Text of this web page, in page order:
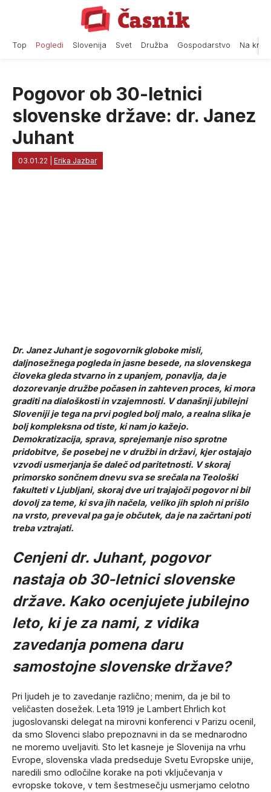
Top Pogledi Slovenija Svet Družba Gospodarstvo Na
Pogovor ob 30-letnici
slovenske države: dr. Janez
Juhant
03.01.22 Erika Jazbar
Dr. Janez Juhant je sogovornik globoke misli,
daljnosežnega pogleda in jasne besede, na slovenskega
človeka gleda stvarno in z upanjem, ponavlja, da je
dozorevanje družbe počasen in zahteven proces, ki mora
graditi na dialoškosti in vzajemnosti. V današnji jubilejni
Sloveniji je tega na prvi pogled bolj malo, a realna slika je
bolj kompleksna od tiste, ki nam jo kažejo.
Demokratizacija, sprava, sprejemanje niso sprotne
pridobitve, še posebej ne v družbi in državi, kjer ostajajo
vzvodi usmerjanja še daleč od paritetnosti. V skoraj
primorsko sončnem dnevu sva se srečala na Teološki
fakulteti v Ljubljani, skoraj dve uri trajajoči pogovor ni bil
dovolj za teme, ki sva jih načela, veliko jih sploh ni prišlo
na vrsto, preveval pa ga je občutek, da je na začrtani poti
treba vztrajati.
Cenjeni dr. Juhant, pogovor
nastaja ob 30-letnici slovenske
države. Kako ocenjujete jubilejno
leto, ki je za nami, z vidika
zavedanja pomena daru
samostojne slovenske države?
Pri ljudeh je to zavedanje različno; menim, da je bil to
veličasten dosežek. Leta 1919 je Lambert Ehrlich kot
jugoslovanski delegat na mirovni konferenci v Parizu ocenil,
da smo Slovenci slabo prepoznavni in da se mednarodno
ne moremo uveljaviti. Sto let kasneje je Slovenija na vrhu
Evrope, slovenska vlada predseduje Svetu Evropske unije,
naredili smo odločilne korake na poti vključevanja v
evropske tokove, v tem šestmesečju usmerjamo celotno